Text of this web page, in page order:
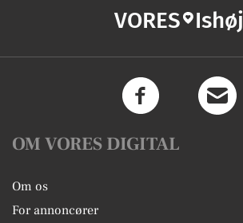
VORES Ishøj
OM VORES DIGITAL
Om os
For annoncører